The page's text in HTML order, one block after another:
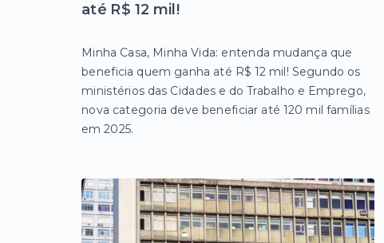
até R$ 12 mil!
Minha Casa, Minha Vida: entenda mudança que
beneficia quem ganha até R$ 12 mil! Segundo os
ministérios das Cidades e do Trabalho e Emprego,
nova categoria deve beneficiar até 120 mil famílias
em 2025.